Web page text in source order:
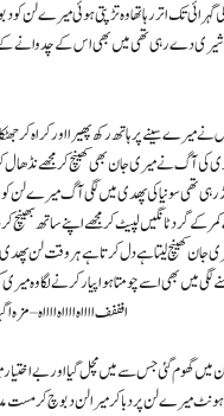
کی گہرائی تک اتر رہا تھا وہ تڑپتی ہوئی
شیری دے رہی تھی میں بھی اس کے چدوانے کے
سینے پر ہاتھ رکھ پھیرا اور کراہ کر
پھدی کی آگ نے میری جان بھی کھینچ کر مجھے
تھی سونیا کی پھدی میں لگی آگ میرے لن کو
گرد ٹانگیں لپیٹ کر مجھے اپنے ساتھ بھینچ
جان کھینچ لیتا ہے دل کرتا ہے ہر وقت
بھی اسے چومتا ہوا پیار کرنے لگا وہ میری
افففف ااااه ااااه ااااه –
گھوم گئی جس سے میں مچل گیا اور بے اختیار
میرے لن پر دبا کر میرا لن دبوچ کر مست